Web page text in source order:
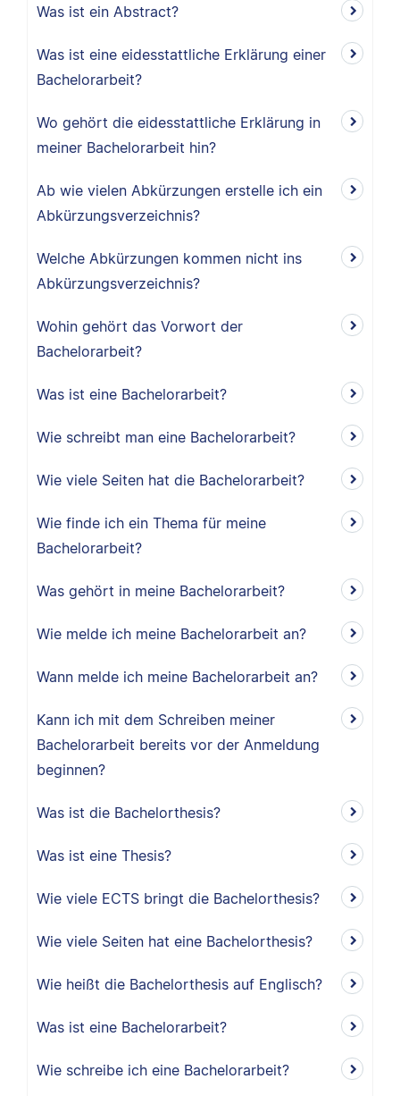
Was ist ein Abstract?
Was ist eine eidesstattliche Erklärung einer
Bachelorarbeit?
Wo gehört die eidesstattliche Erklärung in
meiner Bachelorarbeit hin?
Ab wie vielen Abkürzungen erstelle ich ein
Abkürzungsverzeichnis?
Welche Abkürzungen kommen nicht ins
Abkürzungsverzeichnis?
Wohin gehört das Vorwort der
Bachelorarbeit?
Was ist eine Bachelorarbeit?
Wie schreibt man eine Bachelorarbeit?
Wie viele Seiten hat die Bachelorarbeit?
Wie finde ich ein Thema für meine
Bachelorarbeit?
Was gehört in meine Bachelorarbeit?
Wie melde ich meine Bachelorarbeit an?
Wann melde ich meine Bachelorarbeit an?
Kann ich mit dem Schreiben meiner
Bachelorarbeit bereits vor der Anmeldung
beginnen?
Was ist die Bachelorthesis?
Was ist eine Thesis?
Wie viele ECTS bringt die Bachelorthesis?
Wie viele Seiten hat eine Bachelorthesis?
Wie heißt die Bachelorthesis auf Englisch?
Was ist eine Bachelorarbeit?
Wie schreibe ich eine Bachelorarbeit?